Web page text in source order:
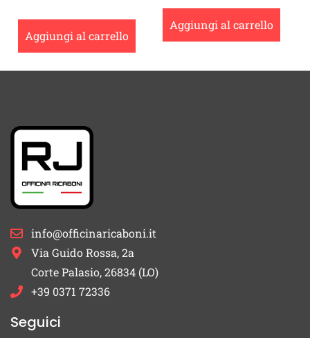
Aggiungi al carrello
Aggiungi al carrello
info@officinaricaboni.it
Via Guido Rossa, 2a
Corte Palasio, 26834 (LO)
+39 0371 72336
Seguici